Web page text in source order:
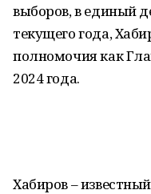
выборов, в единый
текущего года,
полномочия как
2024 года.
Хабиров –